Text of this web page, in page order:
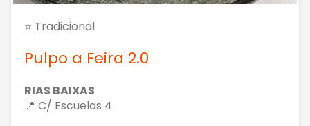
⭐ Tradicional
Pulpo a Feira 2.0
RIAS BAIXAS
📍 C/ Escuelas 4